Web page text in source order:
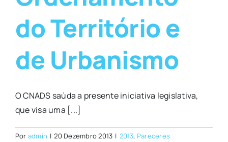
do Território e
de Urbanismo
O CNADS saúda a presente iniciativa legislativa,
que visa uma [...]
Por admin | 20 Dezembro 2013 | 2013, Pareceres